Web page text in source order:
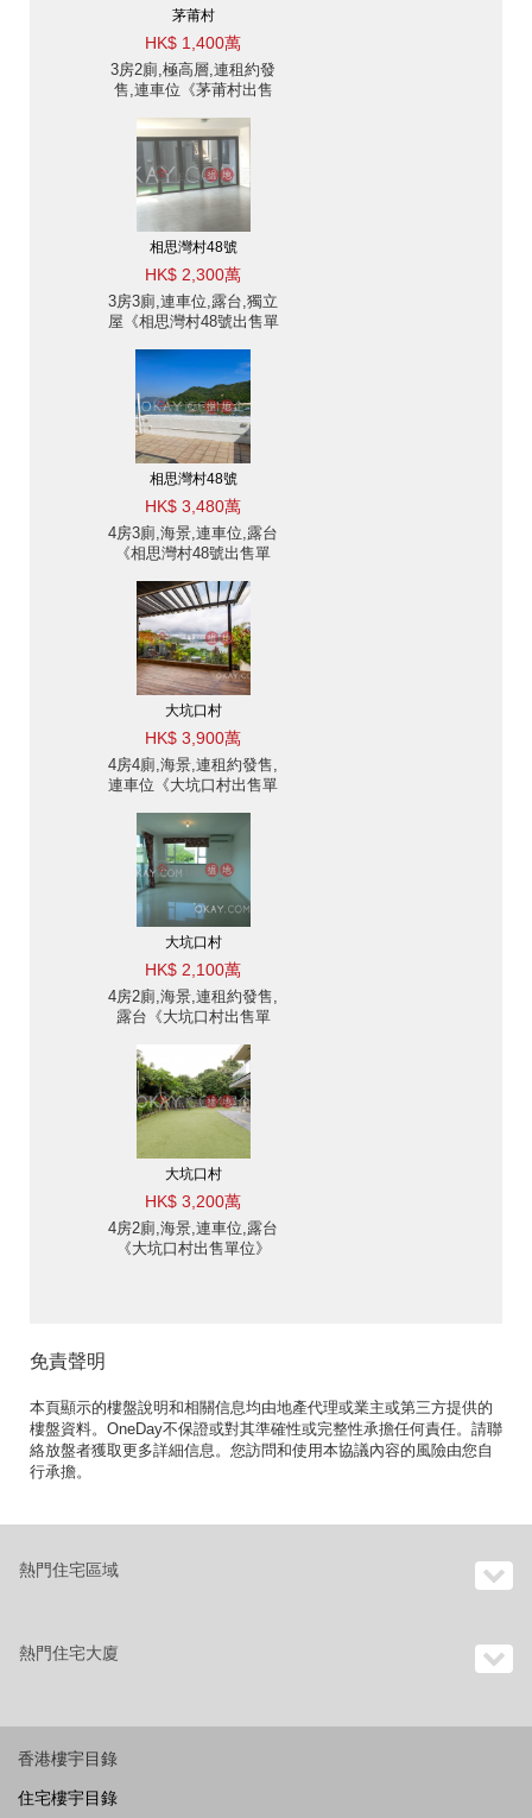
茅莆村
HK$ 1,400萬
3房2廁,極高層,連租約發
售,連車位《茅莆村出售
相思灣村48號
HK$ 2,300萬
3房3廁,連車位,露台,獨立
屋《相思灣村48號出售單
相思灣村48號
HK$ 3,480萬
4房3廁,海景,連車位,露台
《相思灣村48號出售單
大坑口村
HK$ 3,900萬
4房4廁,海景,連租約發售,
連車位《大坑口村出售單
大坑口村
HK$ 2,100萬
4房2廁,海景,連租約發售,
露台《大坑口村出售單
大坑口村
HK$ 3,200萬
4房2廁,海景,連車位,露台
《大坑口村出售單位》
免責聲明
本頁顯示的樓盤說明和相關信息均由地產代理或業主或第三方提供的
樓盤資料。OneDay不保證或對其準確性或完整性承擔任何責任。請聯
絡放盤者獲取更多詳細信息。您訪問和使用本協議內容的風險由您自
行承擔。
熱門住宅區域
熱門住宅大廈
香港樓宇目錄
住宅樓宇目錄